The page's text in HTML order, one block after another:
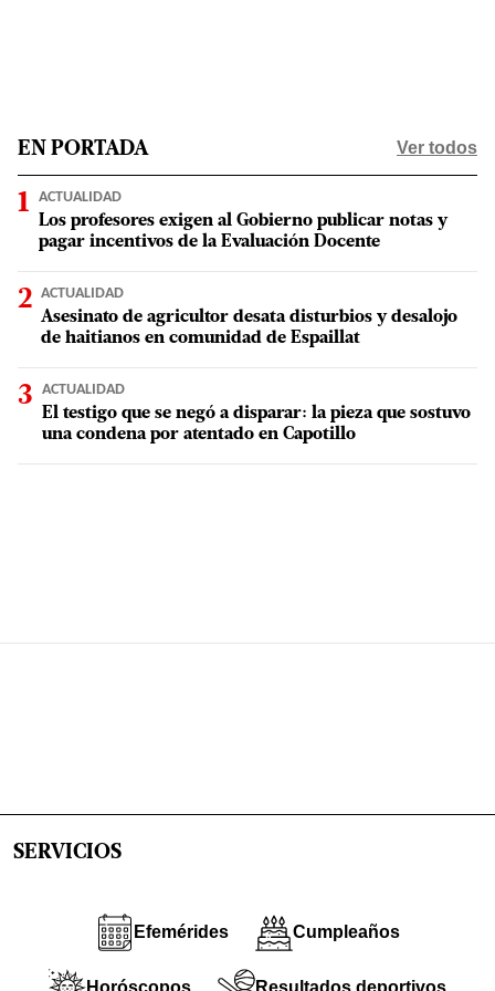
EN PORTADA Ver todos
ACTUALIDAD
Los profesores exigen al Gobierno publicar notas y
pagar incentivos de la Evaluación Docente
ACTUALIDAD
Asesinato de agricultor desata disturbios y desalojo
de haitianos en comunidad de Espaillat
ACTUALIDAD
El testigo que se negó a disparar: la pieza que sostuvo
una condena por atentado en Capotillo
SERVICIOS
Efemérides Cumpleaños
Horóscopos Resultados deportivos